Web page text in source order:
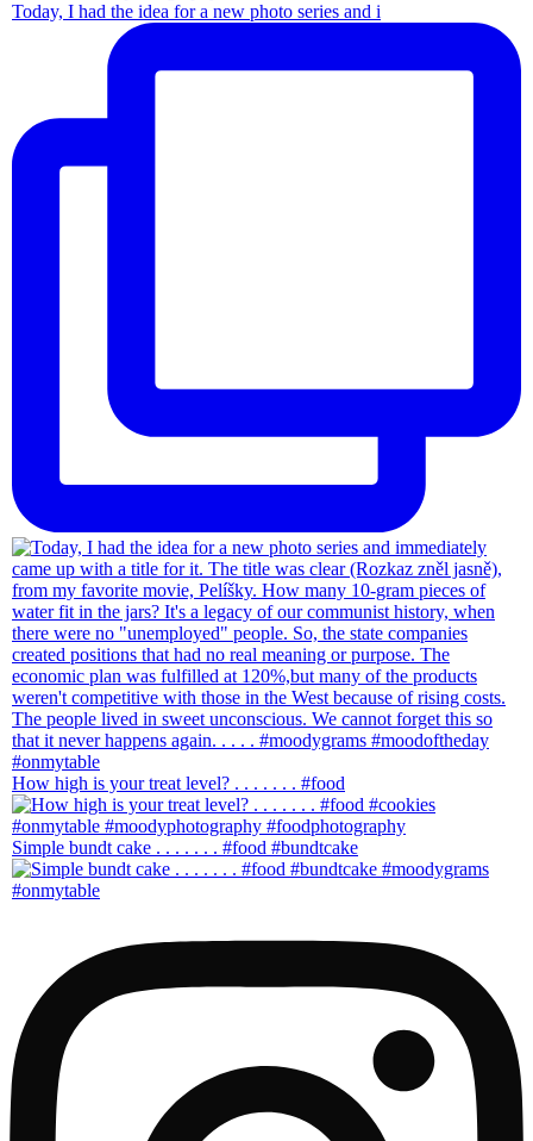
Today, I had the idea for a new photo series and i
How high is your treat level? . . . . . . . #food
Simple bundt cake . . . . . . . #food #bundtcake